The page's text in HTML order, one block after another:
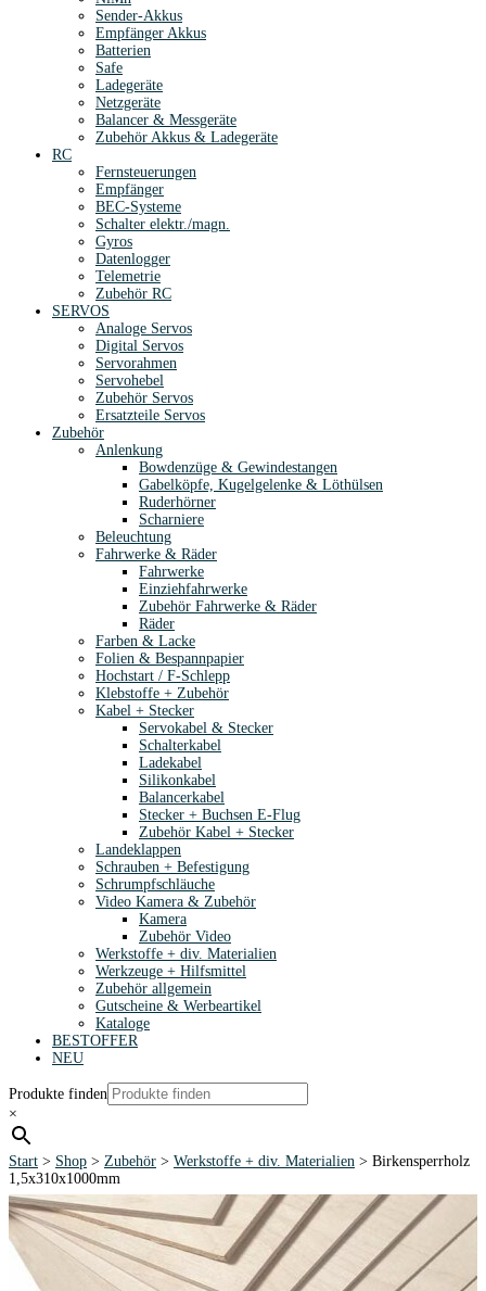
Sender-Akkus
Empfänger Akkus
Batterien
Safe
Ladegeräte
Netzgeräte
Balancer & Messgeräte
Zubehör Akkus & Ladegeräte
RC
Fernsteuerungen
Empfänger
BEC-Systeme
Schalter elektr./magn.
Gyros
Datenlogger
Telemetrie
Zubehör RC
SERVOS
Analoge Servos
Digital Servos
Servorahmen
Servohebel
Zubehör Servos
Ersatzteile Servos
Zubehör
Anlenkung
Bowdenzüge & Gewindestangen
Gabelköpfe, Kugelgelenke & Löthülsen
Ruderhörner
Scharniere
Beleuchtung
Fahrwerke & Räder
Fahrwerke
Einziehfahrwerke
Zubehör Fahrwerke & Räder
Räder
Farben & Lacke
Folien & Bespannpapier
Hochstart / F-Schlepp
Klebstoffe + Zubehör
Kabel + Stecker
Servokabel & Stecker
Schalterkabel
Ladekabel
Silikonkabel
Balancerkabel
Stecker + Buchsen E-Flug
Zubehör Kabel + Stecker
Landeklappen
Schrauben + Befestigung
Schrumpfschläuche
Video Kamera & Zubehör
Kamera
Zubehör Video
Werkstoffe + div. Materialien
Werkzeuge + Hilfsmittel
Zubehör allgemein
Gutscheine & Werbeartikel
Kataloge
BESTOFFER
NEU
Produkte finden
×
Start > Shop > Zubehör > Werkstoffe + div. Materialien > Birkensperrholz
1,5x310x1000mm